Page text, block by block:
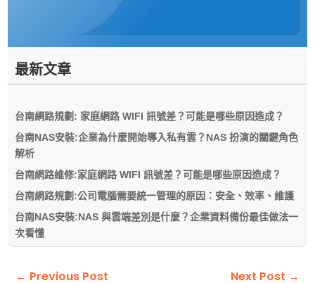
最新文章
台南網路規劃: 家庭網路 WIFI 訊號差？可能是哪些原因造成？
台南NAS安裝:企業為什麼開始導入私有雲？NAS 扮演的關鍵角色
解析
台南網路維修:家庭網路 WIFI 訊號差？可能是哪些原因造成？
台南網路規劃:公司電腦需要統一管理的原因：安全、效率、維護
台南NAS安裝:NAS 與雲端差別是什麼？企業資料備份最佳做法一
次看懂
← Previous Post Next Post →